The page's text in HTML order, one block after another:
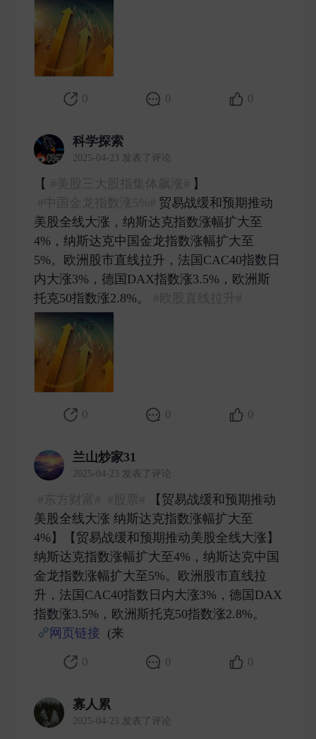
0 0 0
科学探索
2025-04-23 发表了评论
【​​​
】
贸易战缓和预期推动
美股全线大涨，纳斯达克指数涨幅扩大至
4%，纳斯达克中国金龙指数涨幅扩大至
5%。欧洲股市直线拉升，法国CAC40指数日
内大涨3%，德国DAX指数涨3.5%，欧洲斯
托克50指数涨2.8%。
0 0 0
兰山炒家31
2025-04-23 发表了评论
【贸易战缓和预期推动
美股全线大涨 纳斯达克指数涨幅扩大至
4%】【贸易战缓和预期推动美股全线大涨】
纳斯达克指数涨幅扩大至4%，纳斯达克中国
金龙指数涨幅扩大至5%。欧洲股市直线拉
升，法国CAC40指数日内大涨3%，德国DAX
指数涨3.5%，欧洲斯托克50指数涨2.8%。
网页链接 (来 ​
0 0 0
寡人累
2025-04-23 发表了评论